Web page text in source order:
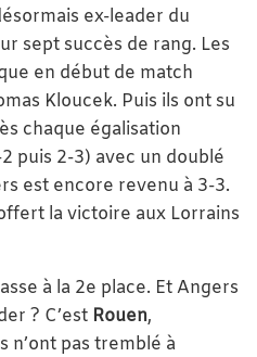
ex-leader du
sept succès de rang. Les
en début de match
Kloucek. Puis ils ont su
chaque égalisation
puis 2-3) avec un doublé
est encore revenu à 3-3.
la victoire aux Lorrains
à la 2e place. Et Angers
? C’est Rouen,
n’ont pas tremblé à